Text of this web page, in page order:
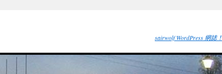
sairwolf WordPress 網誌！